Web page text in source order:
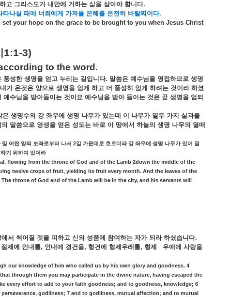
고 그리스도가 내안에 거하는 삶을 살아야 합니다.
타나실 때에 너희에게 가져올 은혜를 온전히 바랄찌어다.
your hope on the grace to be brought to you when Jesus Christ
1:1-3)
to the word.
풍성한 생명을 얻고 누리는 길입니다. 말씀은 예수님을 영접하므로 생명
내가 온것은 양으로 생명을 얻게 하고 더 풍성히 얻게 하려는 것이라 하셨
예수님을 받아들이는 것이요 예수님을 받아 들이는 것은 곧 생명을 얻되
은 생명수의 강 좌우에 생명 나무가 있는데 이 나무가 열두 가지 실과를
말씀으로 영생을 얻은 성도는 바로 이 땅에서 하늘의 생명 나무의 열매
및 어린 양의 보좌로부터 나서 2길 가운데로 흐르더라 강 좌우에 생명 나무가 있어 열
기 위하여 있더라
flowing from the throne of God and of the Lamb 2down the middle of the
twelve crops of fruit, yielding its fruit every month. And the leaves of the
throne of God and of the Lamb will be in the city, and his servants will
서 썩어질 것을 피하고 신의 성품에 참여하는 자가 되라 하셨습니다.
절제에 인내를, 인내에 경건을, 형건에 형제우래를, 형제 우애에 사랑을
our knowledge of him who called us by his own glory and goodness. 4
through them you may participate in the divine nature, having escaped the
every effort to add to your faith goodness; and to goodness, knowledge; 6
godliness; 7 and to godliness, mutual affection; and to mutual